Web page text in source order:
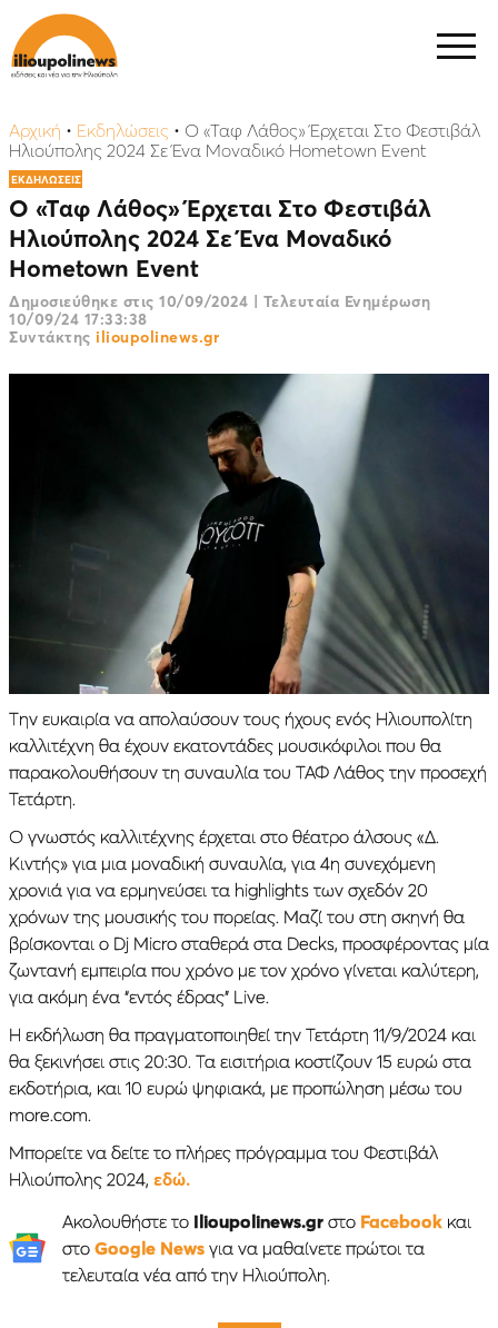
Αρχική • Εκδηλώσεις • Ο «Ταφ Λάθος» Έρχεται Στο Φεστιβάλ
Ηλιούπολης 2024 Σε Ένα Μοναδικό Hometown Εvent
ΕΚΔΗΛΩΣΕΙΣ
Ο «Ταφ Λάθος» Έρχεται Στο Φεστιβάλ
Ηλιούπολης 2024 Σε Ένα Μοναδικό
Hometown Εvent
Δημοσιεύθηκε στις 10/09/2024 | Τελευταία Ενημέρωση
10/09/24 17:33:38
Συντάκτης ilioupolinews.gr
Την ευκαιρία να απολαύσουν τους ήχους ενός Ηλιουπολίτη
καλλιτέχνη θα έχουν εκατοντάδες μουσικόφιλοι που θα
παρακολουθήσουν τη συναυλία του ΤΑΦ Λάθος την προσεχή
Τετάρτη.
Ο γνωστός καλλιτέχνης έρχεται στο θέατρο άλσους «Δ.
Κιντής» για μια μοναδική συναυλία, για 4η συνεχόμενη
χρονιά για να ερμηνεύσει τα highlights των σχεδόν 20
χρόνων της μουσικής του πορείας. Μαζί του στη σκηνή θα
βρίσκονται ο Dj Micro σταθερά στα Decks, προσφέροντας μία
ζωντανή εμπειρία που χρόνο με τον χρόνο γίνεται καλύτερη,
για ακόμη ένα “εντός έδρας” Live.
Η εκδήλωση θα πραγματοποιηθεί την Τετάρτη 11/9/2024 και
θα ξεκινήσει στις 20:30. Τα εισιτήρια κοστίζουν 15 ευρώ στα
εκδοτήρια, και 10 ευρώ ψηφιακά, με προπώληση μέσω του
more.com.
Μπορείτε να δείτε το πλήρες πρόγραμμα του Φεστιβάλ
Ηλιούπολης 2024, εδώ.
Ακολουθήστε το Ilioupolinews.grστο Facebookκαι
στο Google Newsγια να μαθαίνετε πρώτοι τα
τελευταία νέα από την Ηλιούπολη.